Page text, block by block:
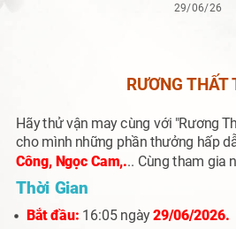
29/06/26
RƯƠNG THẤT
Hãy thử vận may cùng với "Rương
cho mình những phần thưởng hấp
Công, Ngọc Cam,... Cùng tham gia
Thời Gian
Bắt đầu: 16:05 ngày29/06/2026.